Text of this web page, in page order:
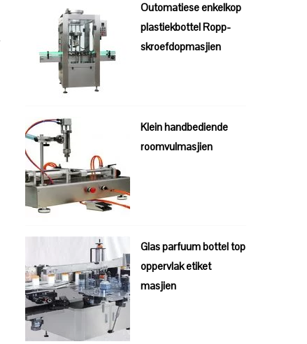
Outomatiese enkelkop
plastiekbottel Ropp-
skroefdopmasjien
Klein handbediende
roomvulmasjien
Glas parfuum bottel top
oppervlak etiket
masjien